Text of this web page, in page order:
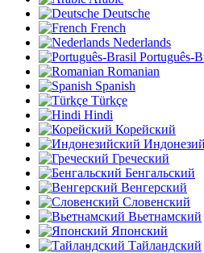
Deutsche
French
Nederlands
Português-
Romanian
Spanish
Türkçe
Hindi
Корейский
Греческий
Бенгальский
Венгерский
Словенский
Вьетнамский
Японский
Тайландский